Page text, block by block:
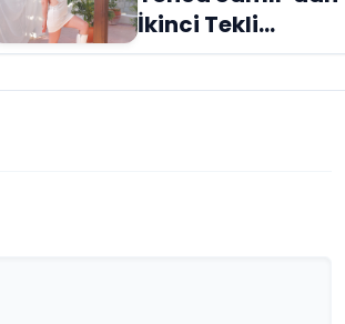
İkinci Tekli
“Donacaksın
Sevgilim “